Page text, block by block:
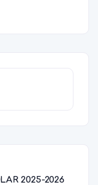
2025-2026